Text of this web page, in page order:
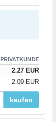
PRIVATKUNDE
2.27 EUR
2.09 EUR
kaufen